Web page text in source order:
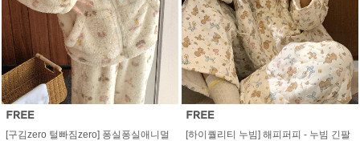
[구김zero 털빠짐zero] 퐁실퐁실애니멀
[하이퀄리티 누빔] 해피퍼피 - 누빔 긴팔